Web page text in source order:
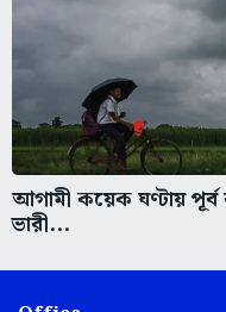
আগামী কয়েক ঘণ্টায়
ভারী...